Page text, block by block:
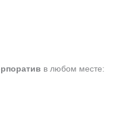
в любом месте: